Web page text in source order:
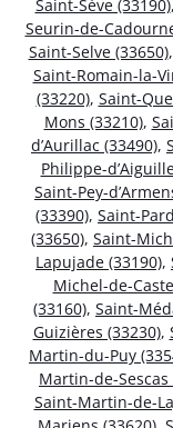
Saint-Sève (33190),
Seurin-de-
Saint-Selve (33650),
Saint-Romain-la-
(33220), Saint-
Mons (33210),
d’Aurillac (33490),
Philippe-
Saint-Pey-
(33390), Saint-
(33650), Saint-
Lapujade (33190),
Michel-de-
(33160), Saint-
Guizières (33230),
Martin-du-Puy
Martin-de-Sescas
Saint-Martin-de-